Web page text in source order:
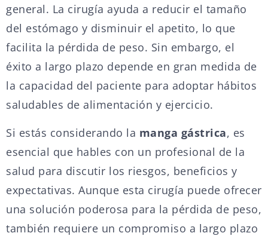
general. La cirugía ayuda a reducir el tamaño
del estómago y disminuir el apetito, lo que
facilita la pérdida de peso. Sin embargo, el
éxito a largo plazo depende en gran medida de
la capacidad del paciente para adoptar hábitos
saludables de alimentación y ejercicio.
Si estás considerando la manga gástrica, es
esencial que hables con un profesional de la
salud para discutir los riesgos, beneficios y
expectativas. Aunque esta cirugía puede ofrecer
una solución poderosa para la pérdida de peso,
también requiere un compromiso a largo plazo